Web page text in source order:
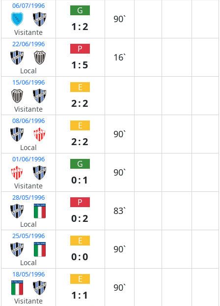
06/07/1996
Visitante
G
1:2
90`
22/06/1996
Local
P
1:5
16`
15/06/1996
Visitante
E
2:2
08/06/1996
Local
E
2:2
90`
01/06/1996
Visitante
G
0:1
90`
28/05/1996
Local
P
0:2
83`
25/05/1996
Local
E
0:0
90`
18/05/1996
Visitante
E
1:1
90`